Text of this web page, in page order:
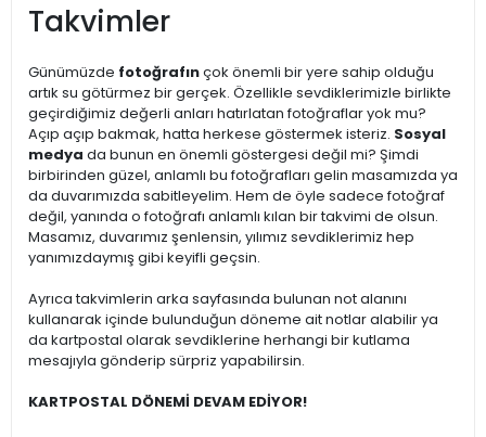
Takvimler
Günümüzde fotoğrafınçok önemli bir yere sahip olduğu
artık su götürmez bir gerçek. Özellikle sevdiklerimizle birlikte
geçirdiğimiz değerli anları hatırlatan fotoğraflar yok mu?
Açıp açıp bakmak, hatta herkese göstermek isteriz. Sosyal
medya da bunun en önemli göstergesi değil mi? Şimdi
birbirinden güzel, anlamlı bu fotoğrafları gelin masamızda ya
da duvarımızda sabitleyelim. Hem de öyle sadece fotoğraf
değil, yanında o fotoğrafı anlamlı kılan bir takvimi de olsun.
Masamız, duvarımız şenlensin, yılımız sevdiklerimiz hep
yanımızdaymış gibi keyifli geçsin.
Ayrıca takvimlerin arka sayfasında bulunan not alanını
kullanarak içinde bulunduğun döneme ait notlar alabilir ya
da kartpostal olarak sevdiklerine herhangi bir kutlama
mesajıyla gönderip sürpriz yapabilirsin.
KARTPOSTAL DÖNEMİ DEVAM EDİYOR!